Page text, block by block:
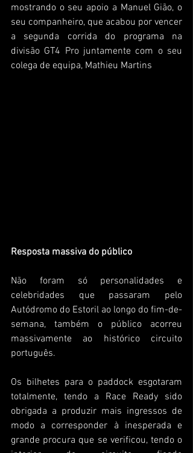
mostrando o seu apoio a Manuel Gião, o
seu companheiro, que acabou por vencer
a segunda corrida do programa na
divisão GT4 Pro juntamente com o seu
colega de equipa, Mathieu Martins
Resposta massiva do público
Não foram só personalidades e
celebridades que passaram pelo
Autódromo do Estoril ao longo do fim-de-
semana, também o público acorreu
massivamente ao histórico circuito
português.
Os bilhetes para o paddock esgotaram
totalmente, tendo a Race Ready sido
obrigada a produzir mais ingressos de
modo a corresponder à inesperada e
grande procura que se verificou, tendo o